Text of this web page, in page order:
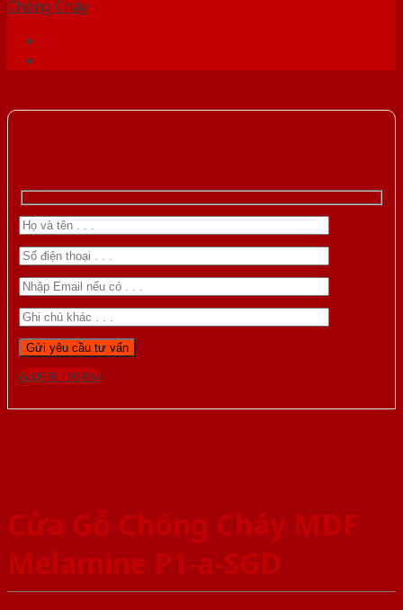
Chống Cháy
Gọi 0976.169.864
Cửa Gỗ Chống Cháy MDF
Melamine P1-a-SGD